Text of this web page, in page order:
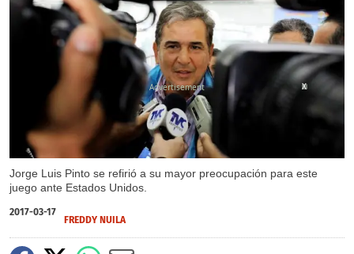
Jorge Luis Pinto se refirió a su mayor preocupación para este
juego ante Estados Unidos.
X
2017-03-17
FREDDY NUILA